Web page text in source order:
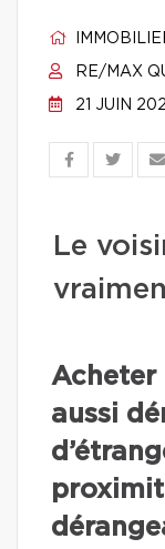
RE/MAX
21 JUIN
Le
Acheter
aussi